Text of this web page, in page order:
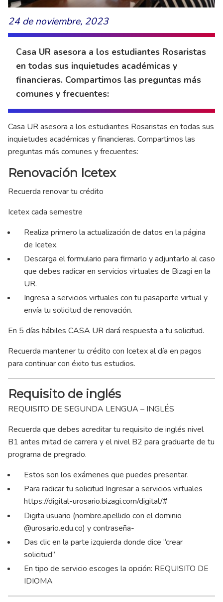
24 de noviembre, 2023
Casa UR asesora a los estudiantes Rosaristas
en todas sus inquietudes académicas y
financieras. Compartimos las preguntas más
comunes y frecuentes:
Casa UR asesora a los estudiantes Rosaristas en todas sus
inquietudes académicas y financieras. Compartimos las
preguntas más comunes y frecuentes:
Renovación Icetex
Recuerda renovar tu crédito
Icetex cada semestre
Realiza primero la actualización de datos en la página
de Icetex.
Descarga el formulario para firmarlo y adjuntarlo al caso
que debes radicar en servicios virtuales de Bizagi en la
UR.
Ingresa a servicios virtuales con tu pasaporte virtual y
envía tu solicitud de renovación.
En 5 días hábiles CASA UR dará respuesta a tu solicitud.
Recuerda mantener tu crédito con Icetex al día en pagos
para continuar con éxito tus estudios.
Requisito de inglés
REQUISITO DE SEGUNDA LENGUA – INGLÉS
Recuerda que debes acreditar tu requisito de inglés nivel
B1 antes mitad de carrera y el nivel B2 para graduarte de tu
programa de pregrado.
Estos son los exámenes que puedes presentar.
Para radicar tu solicitud Ingresar a servicios virtuales
https://digital-urosario.bizagi.com/digital/#
Digita usuario (nombre.apellido con el dominio
@urosario.edu.co) y contraseña-
Das clic en la parte izquierda donde dice “crear
solicitud”
En tipo de servicio escoges la opción: REQUISITO DE
IDIOMA